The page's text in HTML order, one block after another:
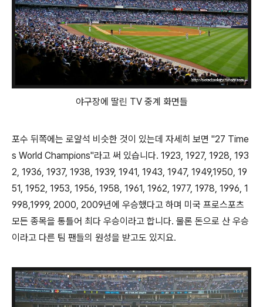
야구장에 딸린 TV 중계 화면들
포수 뒤쪽에는 로얄석 비슷한 것이 있는데 자세히 보면 "27 Time
s World Champions"라고 써 있습니다. 1923, 1927, 1928, 193
2, 1936, 1937, 1938, 1939, 1941, 1943, 1947, 1949,1950, 19
51, 1952, 1953, 1956, 1958, 1961, 1962, 1977, 1978, 1996, 1
998,1999, 2000, 2009년에 우승했다고 하며 미국 프로스포츠
모든 종목을 통틀어 최다 우승이라고 합니다. 물론 돈으로 산 우승
이라고 다른 팀 팬들의 원성을 받고도 있지요.